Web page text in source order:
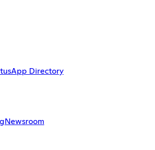
App Directory
Newsroom